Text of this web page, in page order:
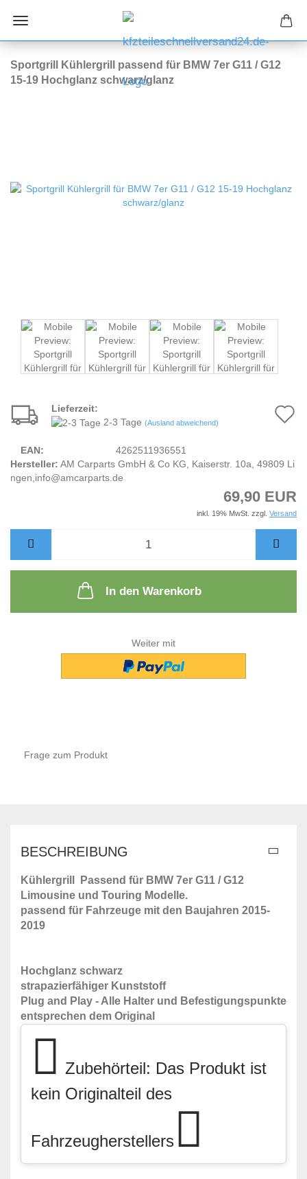
Sportgrill Kühlergrill passend für BMW 7er G11 / G12
15-19 Hochglanz schwarz/glanz
Lieferzeit:
2-3 Tage (Ausland abweichend)
EAN:
4262511936551
Hersteller: AM Carparts GmbH & Co KG, Kaiserstr. 10a, 49809 Li
ngen,info@amcarparts.de
69,90 EUR
inkl. 19% MwSt. zzgl. Versand
In den Warenkorb
Weiter mit
Frage zum Produkt
BESCHREIBUNG
Kühlergrill Passend für BMW 7er G11 / G12
Limousine und Touring Modelle.
passend für Fahrzeuge mit den Baujahren 2015-
2019
Hochglanz schwarz
strapazierfähiger Kunststoff
Plug and Play - Alle Halter und Befestigungspunkte
entsprechen dem Original
Zubehörteil: Das Produkt ist
kein Originalteil des
Fahrzeugherstellers